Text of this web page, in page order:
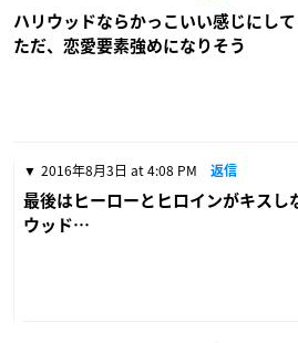
ハリウッドならかっこいい感じにし
ただ、恋愛要素強めになりそう
2016年8月3日 at 4:08 PM 返信
最後はヒーローとヒロインがキスし
ウッド…